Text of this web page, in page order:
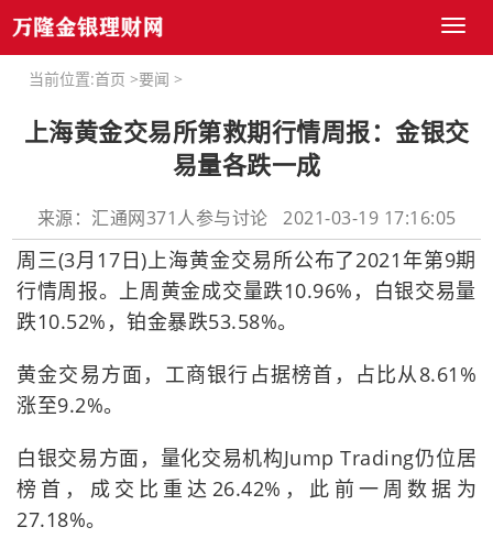
Toggle
当前位置:首页 >要闻 >
上海黄金交易所第救期行情周报：金银交
易量各跌一成
来源：汇通网371人参与讨论 2021-03-19 17:16:05
周三(3月17日)上海黄金交易所公布了2021年第9期
行情周报。上周黄金成交量跌10.96%，白银交易量
跌10.52%，铂金暴跌53.58%。
黄金交易方面，工商银行占据榜首，占比从8.61%
涨至9.2%。
白银交易方面，量化交易机构Jump Trading仍位居
榜首，成交比重达26.42%，此前一周数据为
27.18%。